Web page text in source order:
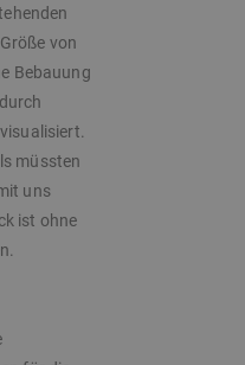
von
Bebauung
müssten
uns
ist ohne